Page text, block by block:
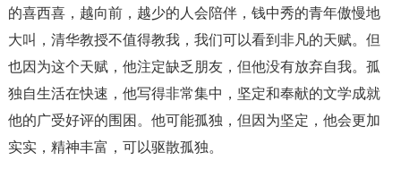
的喜西喜，越向前，越少的人会陪伴，钱中秀的青年傲慢地
大叫，清华教授不值得教我，我们可以看到非凡的天赋。但
也因为这个天赋，他注定缺乏朋友，但他没有放弃自我。孤
独自生活在快速，他写得非常集中，坚定和奉献的文学成就
他的广受好评的围困。他可能孤独，但因为坚定，他会更加
实实，精神丰富，可以驱散孤独。